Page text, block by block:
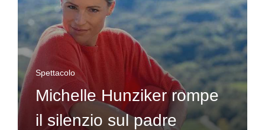
Spettacolo
Michelle Hunziker rompe
il silenzio sul padre